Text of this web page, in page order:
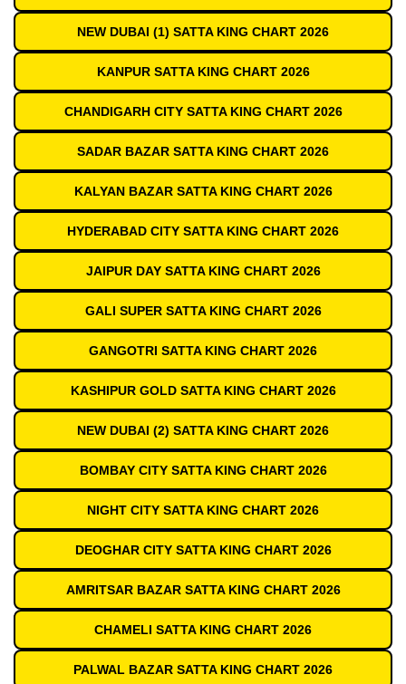
NEW DUBAI (1) SATTA KING CHART 2026
KANPUR SATTA KING CHART 2026
CHANDIGARH CITY SATTA KING CHART 2026
SADAR BAZAR SATTA KING CHART 2026
KALYAN BAZAR SATTA KING CHART 2026
HYDERABAD CITY SATTA KING CHART 2026
JAIPUR DAY SATTA KING CHART 2026
GALI SUPER SATTA KING CHART 2026
GANGOTRI SATTA KING CHART 2026
KASHIPUR GOLD SATTA KING CHART 2026
NEW DUBAI (2) SATTA KING CHART 2026
BOMBAY CITY SATTA KING CHART 2026
NIGHT CITY SATTA KING CHART 2026
DEOGHAR CITY SATTA KING CHART 2026
AMRITSAR BAZAR SATTA KING CHART 2026
CHAMELI SATTA KING CHART 2026
PALWAL BAZAR SATTA KING CHART 2026